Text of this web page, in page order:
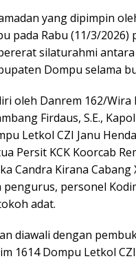
yang dipimpin
pada Rabu (11/3/
silaturahmi
Dompu selama
oleh Danrem 162/Wira
Firdaus, S.E.,
Letkol CZI Janu
Persit KCK Koorcab
Candra Kirana Cabang
personel
adat.
diawali dengan
1614 Dompu Letkol